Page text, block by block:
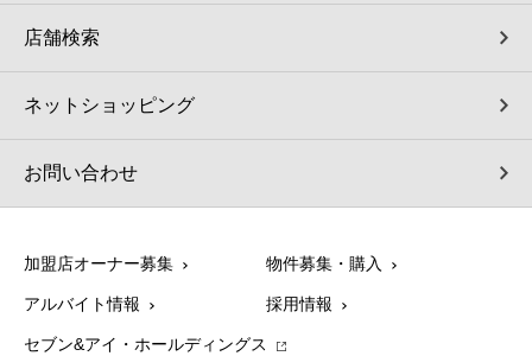
店舗検索
ネットショッピング
お問い合わせ
加盟店オーナー募集 物件募集・購入
アルバイト情報 採用情報
セブン&アイ・ホールディングス